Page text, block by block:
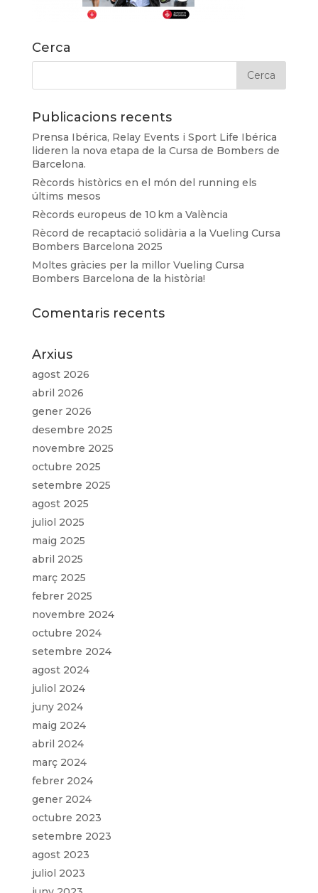
Cerca
Publicacions recents
Prensa Ibérica, Relay Events i Sport Life Ibérica
lideren la nova etapa de la Cursa de Bombers de
Barcelona.
Rècords històrics en el món del running els
últims mesos
Rècords europeus de 10 km a València
Rècord de recaptació solidària a la Vueling Cursa
Bombers Barcelona 2025
Moltes gràcies per la millor Vueling Cursa
Bombers Barcelona de la història!
Comentaris recents
Arxius
agost 2026
abril 2026
gener 2026
desembre 2025
novembre 2025
octubre 2025
setembre 2025
agost 2025
juliol 2025
maig 2025
abril 2025
març 2025
febrer 2025
novembre 2024
octubre 2024
setembre 2024
agost 2024
juliol 2024
juny 2024
maig 2024
abril 2024
març 2024
febrer 2024
gener 2024
octubre 2023
setembre 2023
agost 2023
juliol 2023